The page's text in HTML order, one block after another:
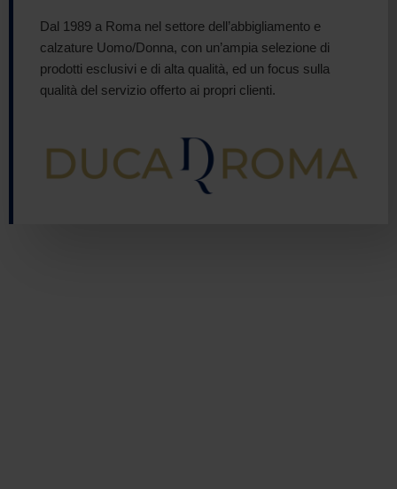
Dal 1989 a Roma nel settore dell’abbigliamento e
calzature Uomo/Donna, con un’ampia selezione di
prodotti esclusivi e di alta qualità, ed un focus sulla
qualità del servizio offerto ai propri clienti.